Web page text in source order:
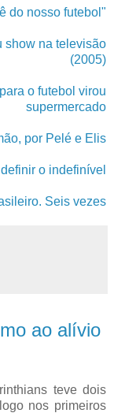
do nosso futebol"
show na televisão
(2005)
o futebol virou
supermercado
por Pelé e Elis
o indefinível
Seis vezes
ao alívio
teve dois
nos primeiros